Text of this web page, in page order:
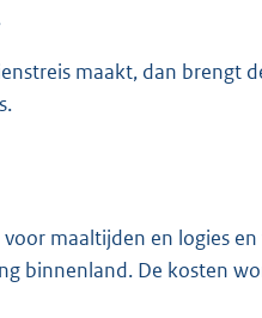
maakt, dan brengt
maaltijden en logies
binnenland. De kosten